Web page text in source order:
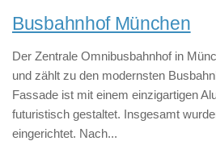
Busbahnhof München
Der Zentrale Omnibusbahnhof in
und zählt zu den modernsten
Fassade ist mit einem einzigartigen
futuristisch gestaltet. Insgesamt
eingerichtet. Nach...